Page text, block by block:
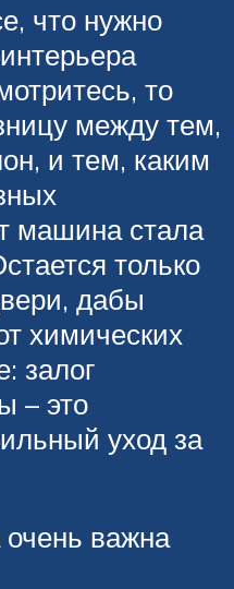
что нужно
то
между тем,
и тем, каким
машина стала
только
дабы
химических
залог
– это
уход за
очень важна